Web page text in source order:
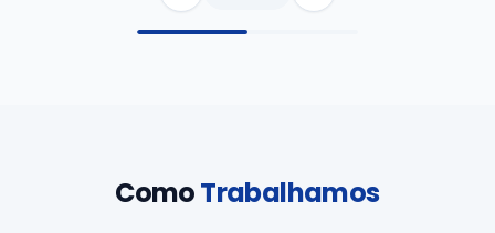
ComoTrabalhamos